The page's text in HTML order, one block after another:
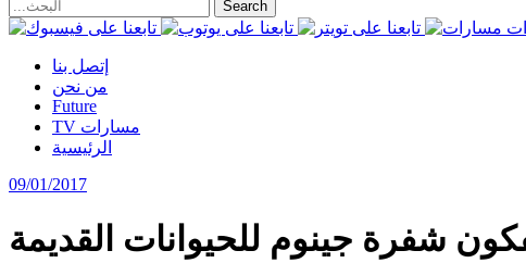
إتصل بنا
من نحن
Future
TV مسارات
الرئيسية
09/01/2017
شفرة جينوم للحيوانات القديمة